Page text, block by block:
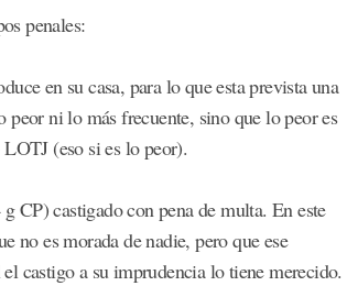
penales:
en su casa, para lo que esta prevista una
peor ni lo más frecuente, sino que lo peor es
(eso si es lo peor).
CP) castigado con pena de multa. En este
no es morada de nadie, pero que ese
castigo a su imprudencia lo tiene merecido.